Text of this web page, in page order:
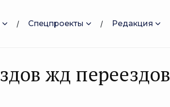
Спецпроекты Редакция
жд переездов